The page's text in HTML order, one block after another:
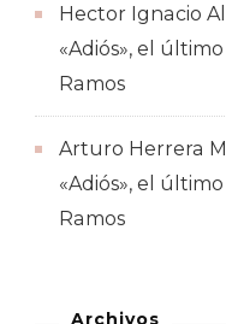
Hector Ignacio
«Adiós», el
Ramos
Arturo Herrera
«Adiós», el
Ramos
Archivos